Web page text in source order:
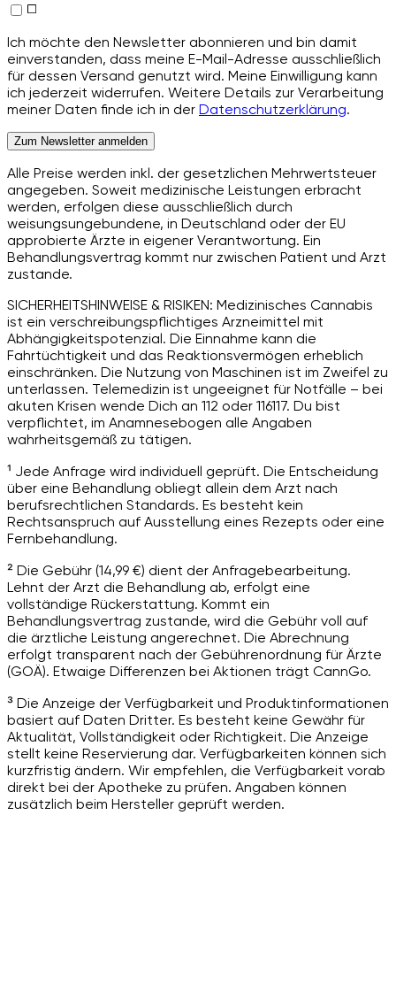
Ich möchte den Newsletter abonnieren und bin damit
einverstanden, dass meine E-Mail-Adresse ausschließlich
für dessen Versand genutzt wird. Meine Einwilligung kann
ich jederzeit widerrufen. Weitere Details zur Verarbeitung
meiner Daten finde ich in der Datenschutzerklärung.
Zum Newsletter anmelden
Alle Preise werden inkl. der gesetzlichen Mehrwertsteuer
angegeben. Soweit medizinische Leistungen erbracht
werden, erfolgen diese ausschließlich durch
weisungsungebundene, in Deutschland oder der EU
approbierte Ärzte in eigener Verantwortung. Ein
Behandlungsvertrag kommt nur zwischen Patient und Arzt
zustande.
SICHERHEITSHINWEISE & RISIKEN: Medizinisches Cannabis
ist ein verschreibungspflichtiges Arzneimittel mit
Abhängigkeitspotenzial. Die Einnahme kann die
Fahrtüchtigkeit und das Reaktionsvermögen erheblich
einschränken. Die Nutzung von Maschinen ist im Zweifel zu
unterlassen. Telemedizin ist ungeeignet für Notfälle – bei
akuten Krisen wende Dich an 112 oder 116117. Du bist
verpflichtet, im Anamnesebogen alle Angaben
wahrheitsgemäß zu tätigen.
¹ Jede Anfrage wird individuell geprüft. Die Entscheidung
über eine Behandlung obliegt allein dem Arzt nach
berufsrechtlichen Standards. Es besteht kein
Rechtsanspruch auf Ausstellung eines Rezepts oder eine
Fernbehandlung.
² Die Gebühr (14,99 €) dient der Anfragebearbeitung.
Lehnt der Arzt die Behandlung ab, erfolgt eine
vollständige Rückerstattung. Kommt ein
Behandlungsvertrag zustande, wird die Gebühr voll auf
die ärztliche Leistung angerechnet. Die Abrechnung
erfolgt transparent nach der Gebührenordnung für Ärzte
(GOÄ). Etwaige Differenzen bei Aktionen trägt CannGo.
³ Die Anzeige der Verfügbarkeit und Produktinformationen
basiert auf Daten Dritter. Es besteht keine Gewähr für
Aktualität, Vollständigkeit oder Richtigkeit. Die Anzeige
stellt keine Reservierung dar. Verfügbarkeiten können sich
kurzfristig ändern. Wir empfehlen, die Verfügbarkeit vorab
direkt bei der Apotheke zu prüfen. Angaben können
zusätzlich beim Hersteller geprüft werden.